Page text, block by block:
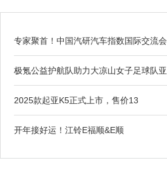
专家聚首！中国汽研汽车指数国际交流会
极氪公益护航队助力大凉山女子足球队亚
2025款起亚K5正式上市，售价13
开年接好运！江铃E福顺&E顺